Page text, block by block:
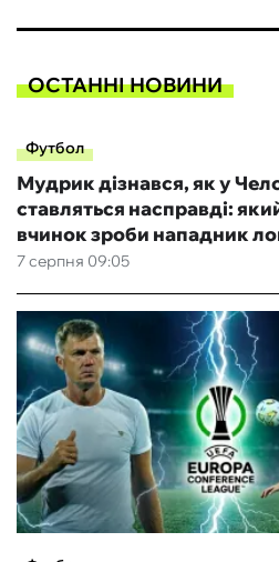
ОСТАННІ НОВИНИ
Футбол
7 серпня 09:05
Мудрик дізнався, як у
ставляться насправді:
вчинок зроби нападник